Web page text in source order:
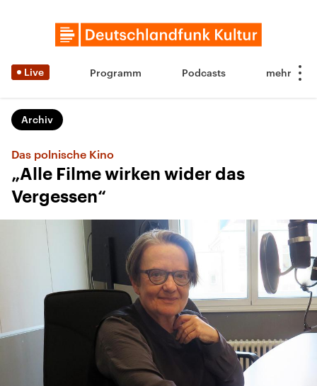
Live Programm Podcasts
Archiv
Das polnische Kino
„Alle Filme wirken wider das
Vergessen“